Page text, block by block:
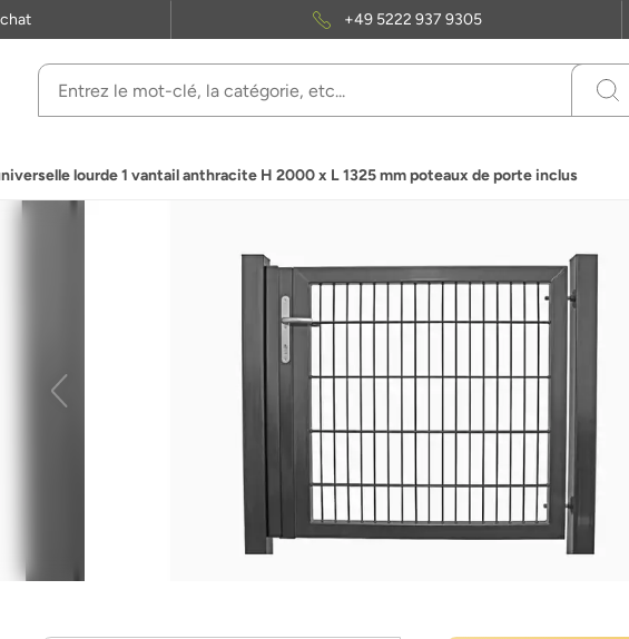
chat +49 5222 937 9305
lourde 1 vantail anthracite H 2000 x L 1325 mm poteaux de porte inclus